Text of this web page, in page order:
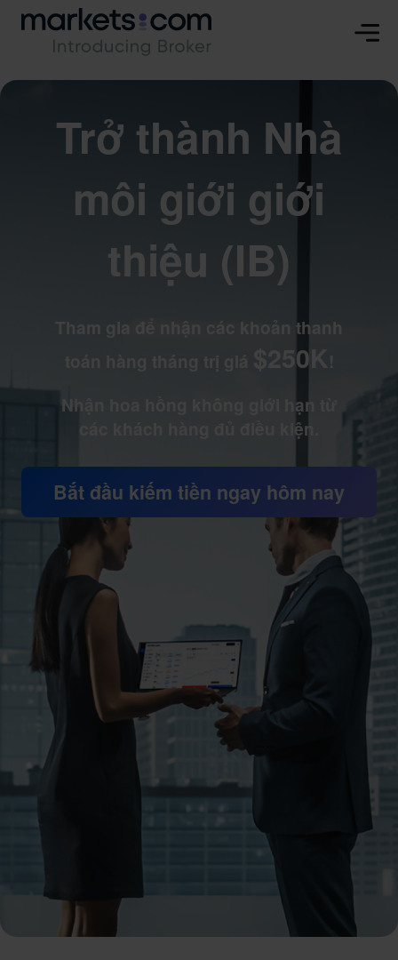
Trở thành Nhà
môi giới giới
thiệu (IB)
Tham gia để nhận các khoản thanh
$250K
Nhận hoa hồng không giới hạn từ
các khách hàng đủ điều kiện.
Bắt đầu kiếm tiền ngay hôm nay